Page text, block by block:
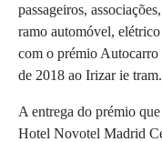
passageiros,
ramo automóvel,
com o prémio
de 2018 ao Irizar ie tram.
A entrega do prémio
Hotel Novotel Madrid